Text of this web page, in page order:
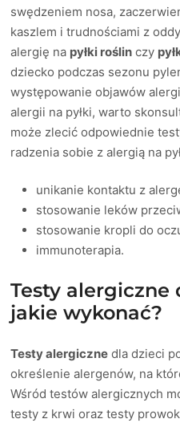
swędzeniem nosa,
kaszlem i trudnościami z
alergię na pyłki roślin czy
dziecko podczas sezonu
występowanie objawów
alergii na pyłki, warto
może zlecić odpowiednie
radzenia sobie z alergią na
unikanie kontaktu z
stosowanie leków
stosowanie kropli do
immunoterapia.
Testy alergiczne
jakie wykonać?
Testy alergiczne dla dzieci
określenie alergenów, na
Wśród testów alergicznych
testy z krwi oraz testy